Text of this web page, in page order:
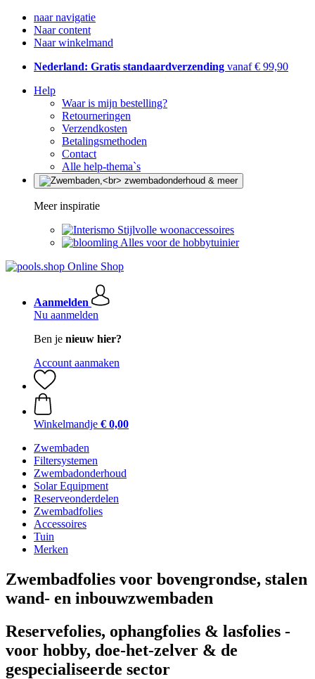
naar navigatie
Naar content
Naar winkelmand
Nederland: Gratis standaardverzending vanaf € 99,90
Help
Waar is mijn bestelling?
Retourneringen
Verzendkosten
Betalingsmethoden
Contact
Alle help-thema`s
Meer inspiratie
Stijlvolle woonaccessoires
Alles voor de hobbytuinier
Aanmelden
Nu aanmelden
Ben je nieuw hier?
Account aanmaken
Winkelmandje € 0,00
Zwembaden
Filtersystemen
Zwembadonderhoud
Solar Equipment
Reserveonderdelen
Zwembadfolies
Accessoires
Tuin
Merken
Zwembadfolies voor bovengrondse, stalen
wand- en inbouwzwembaden
Reservefolies, ophangfolies & lasfolies -
voor hobby, doe-het-zelver & de
gespecialiseerde sector